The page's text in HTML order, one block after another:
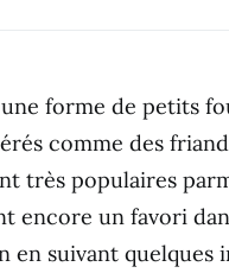
forme de petits
comme des
très populaires
encore un favori
en suivant quelques